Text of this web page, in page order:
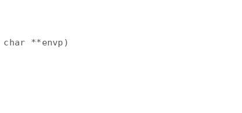
**envp)